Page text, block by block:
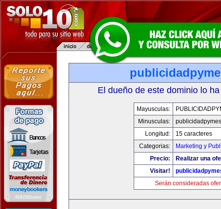
El dueño de este dominio lo
Mayusculas:
Minusculas:
Longitud:
15 caracteres
Categorias:
Marketing y
Precio:
Realizar una
Visitar!
Serán consideradas